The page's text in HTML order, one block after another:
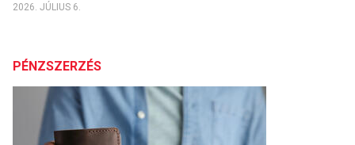
2026. JÚLIUS 6.
PÉNZSZERZÉS